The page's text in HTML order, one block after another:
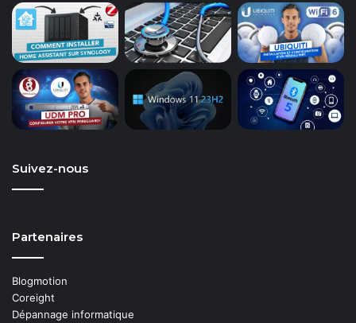
Suivez-nous
Partenaires
Blogmotion
Coreight
Dépannage informatique